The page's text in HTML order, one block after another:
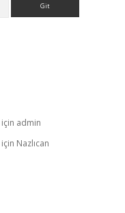
için admin
için Nazlıcan